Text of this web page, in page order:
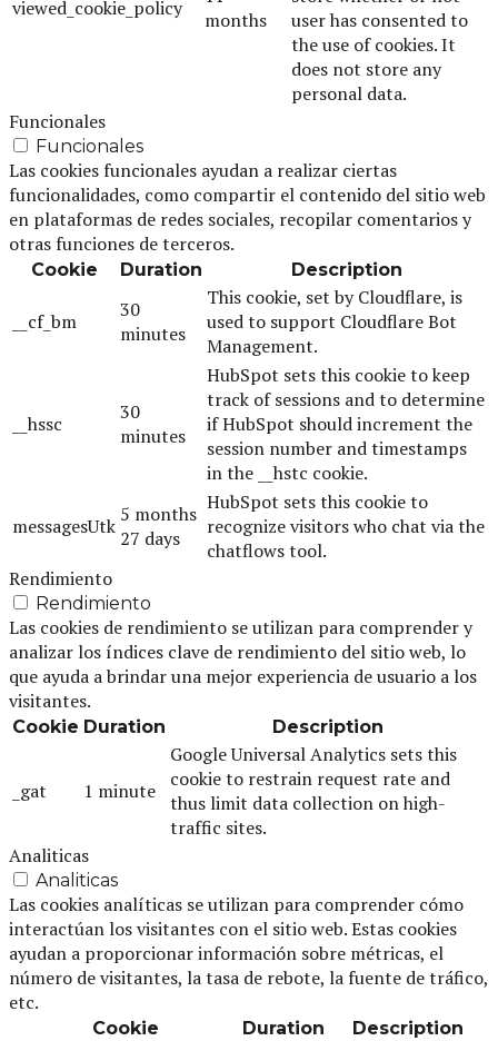
viewed_cookie_policy
months
user has consented to
the use of cookies. It
does not store any
personal data.
Funcionales
Funcionales
Las cookies funcionales ayudan a realizar ciertas
funcionalidades, como compartir el contenido del sitio web
en plataformas de redes sociales, recopilar comentarios y
otras funciones de terceros.
Cookie Duration Description
__cf_bm
30
minutes
This cookie, set by Cloudflare, is
used to support Cloudflare Bot
Management.
__hssc
30
minutes
HubSpot sets this cookie to keep
track of sessions and to determine
if HubSpot should increment the
session number and timestamps
in the __hstc cookie.
messagesUtk 5 months
27 days
HubSpot sets this cookie to
recognize visitors who chat via the
chatflows tool.
Rendimiento
Rendimiento
Las cookies de rendimiento se utilizan para comprender y
analizar los índices clave de rendimiento del sitio web, lo
que ayuda a brindar una mejor experiencia de usuario a los
visitantes.
Cookie Duration Description
_gat 1 minute
Google Universal Analytics sets this
cookie to restrain request rate and
thus limit data collection on high-
traffic sites.
Analiticas
Analiticas
Las cookies analíticas se utilizan para comprender cómo
interactúan los visitantes con el sitio web. Estas cookies
ayudan a proporcionar información sobre métricas, el
número de visitantes, la tasa de rebote, la fuente de tráfico,
etc.
Cookie Duration Description